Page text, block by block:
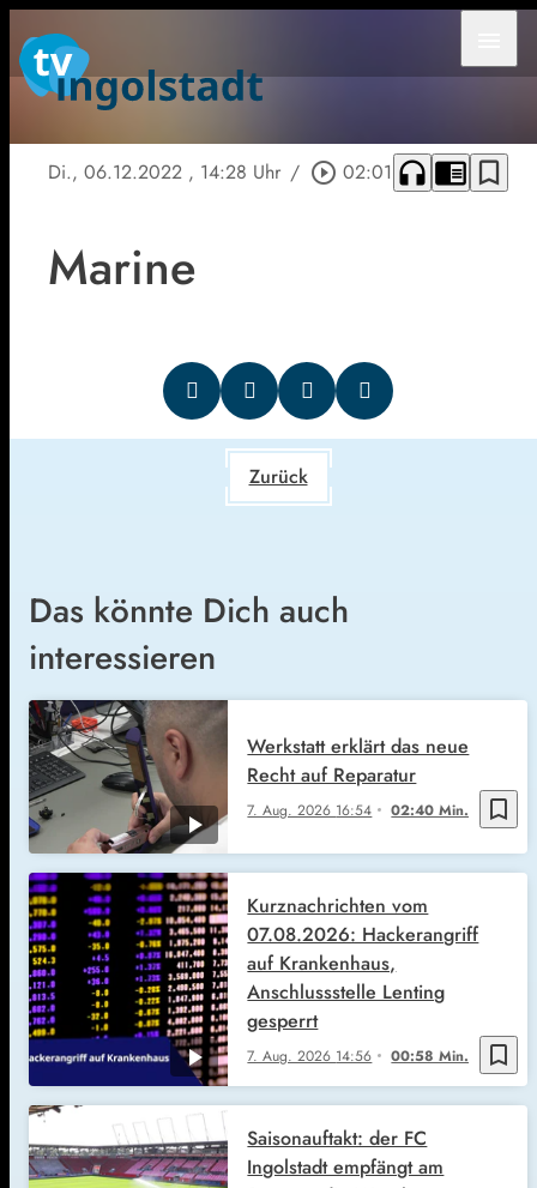
Di., 06.12.2022 , 14:28 Uhr / play_circle_outline 02:01 headphones chrome_reader_mode bookmark_border
Marine
Zurück
Das könnte Dich auch
interessieren
bookmark_border
7. Aug. 2026 16:54 02:40 Min.
Werkstatt erklärt das neue
Recht auf Reparatur
bookmark_border
7. Aug. 2026 14:56 00:58 Min.
Kurznachrichten vom
07.08.2026: Hackerangriff
auf Krankenhaus,
Anschlussstelle Lenting
gesperrt
Saisonauftakt: der FC
Ingolstadt empfängt am